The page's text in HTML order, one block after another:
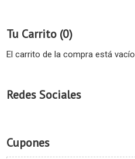
Tu Carrito (0)
El carrito de la compra está vacío
Redes Sociales
Cupones